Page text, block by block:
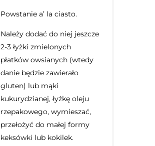
Powstanie a’ la ciasto.
Należy dodać do niej jeszcze
2-3 łyżki zmielonych
płatków owsianych (wtedy
danie będzie zawierało
gluten) lub mąki
kukurydzianej, łyżkę oleju
rzepakowego, wymieszać,
przełożyć do małej formy
keksówki lub kokilek.